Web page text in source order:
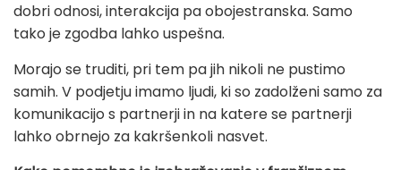
dobri odnosi, interakcija pa obojestranska. Samo
tako je zgodba lahko uspešna.
Morajo se truditi, pri tem pa jih nikoli ne pustimo
samih. V podjetju imamo ljudi, ki so zadolženi samo za
komunikacijo s partnerji in na katere se partnerji
lahko obrnejo za kakršenkoli nasvet.